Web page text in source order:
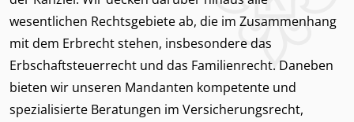
wesentlichen Rechtsgebiete ab, die im Zusammenhang
mit dem Erbrecht stehen, insbesondere das
Erbschaftsteuerrecht und das Familienrecht. Daneben
bieten wir unseren Mandanten kompetente und
spezialisierte Beratungen im Versicherungsrecht,